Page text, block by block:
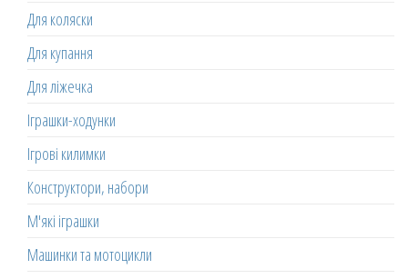
Для коляски
Для купання
Для ліжечка
Іграшки-ходунки
Ігрові килимки
Конструктори, набори
М'які іграшки
Машинки та мотоцикли